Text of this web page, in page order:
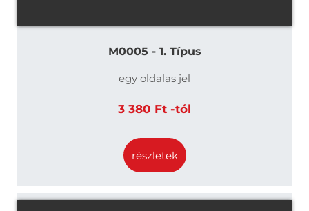
M0005 - 1. Típus
egy oldalas jel
3 380 Ft -tól
részletek